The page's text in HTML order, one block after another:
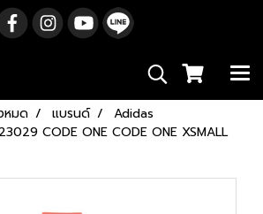
หมด แบรนด์
Adidas
CODE ONE CODE ONE XSMALL